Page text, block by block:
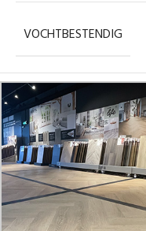
VOCHTBESTENDIG